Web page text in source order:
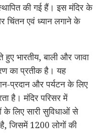
की गई हैं। इस मंदिर के
चिंतन एवं ध्यान लगाने के
भारतीय, बाली और जावा
का प्रतीक है। यह
प्रदान और पर्यटन के लिए
है। मंदिर परिसर में
के लिए सारी सुविधाओं से
जिसमें 1200 लोगों की